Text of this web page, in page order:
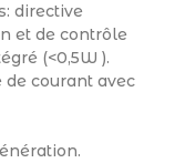
directive
et de contrôle
(<0,5W ).
de courant avec